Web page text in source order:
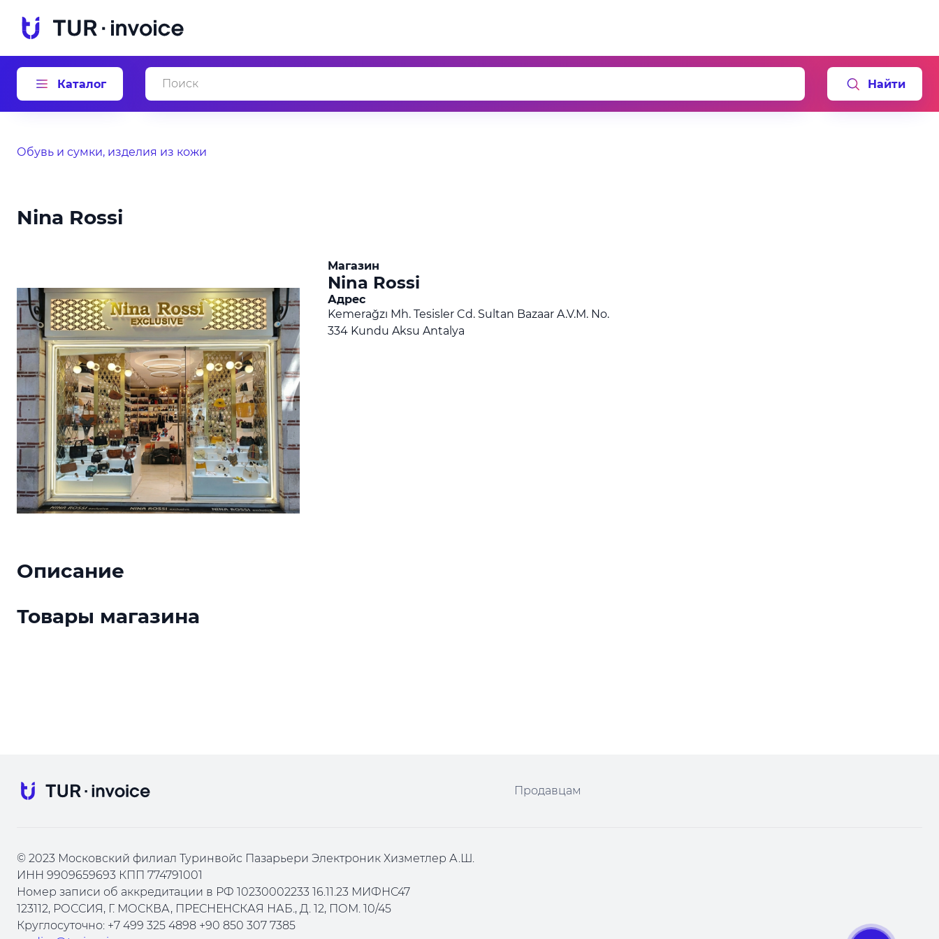
Каталог Найти
Обувь и сумки, изделия из кожи
Nina Rossi
Магазин
Nina Rossi
Адрес
Kemerağzı Mh. Tesisler Cd. Sultan Bazaar A.V.M. No.
334 Kundu Aksu Antalya
Описание
Товары магазина
Продавцам
© 2023 Московский филиал Туринвойс Пазарьери Электроник Хизметлер А.Ш.
ИНН 9909659693 КПП 774791001
Номер записи об аккредитации в РФ 10230002233 16.11.23 МИФНС47
123112, РОССИЯ, Г. МОСКВА, ПРЕСНЕНСКАЯ НАБ., Д. 12, ПОМ. 10/45
Круглосуточно: +7 499 325 4898 +90 850 307 7385